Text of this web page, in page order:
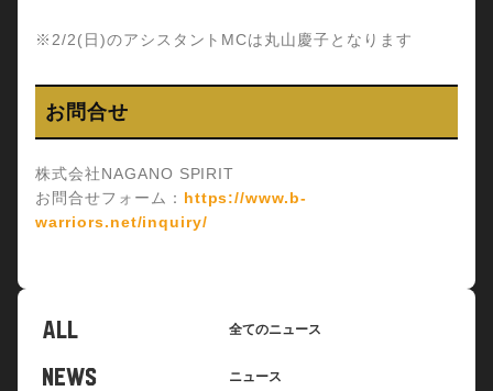
※2/2(日)のアシスタントMCは丸山慶子となります
お問合せ
株式会社NAGANO SPIRIT
お問合せフォーム： https://www.b-
warriors.net/inquiry/
ALL 全てのニュース
NEWS ニュース